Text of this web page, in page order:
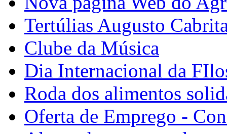
Tertúlias Augusto
Clube da Música
Dia Internacional da
Roda dos alimentos
Oferta de Emprego -